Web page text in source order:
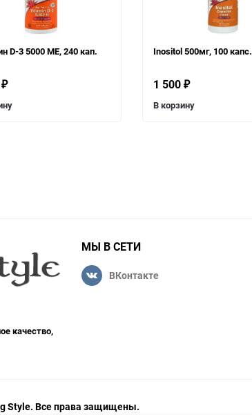
D-3 5000 МЕ, 240 кап.
₽
Inositol 500мг, 100 капс.
1 500 ₽
В корзину
качество,
МЫ В СЕТИ
ВКонтакте
Style. Все права защищены.